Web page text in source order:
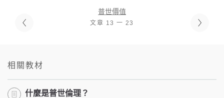
普世價值
文章 13 一 23
相關教材
什麼是普世倫理？